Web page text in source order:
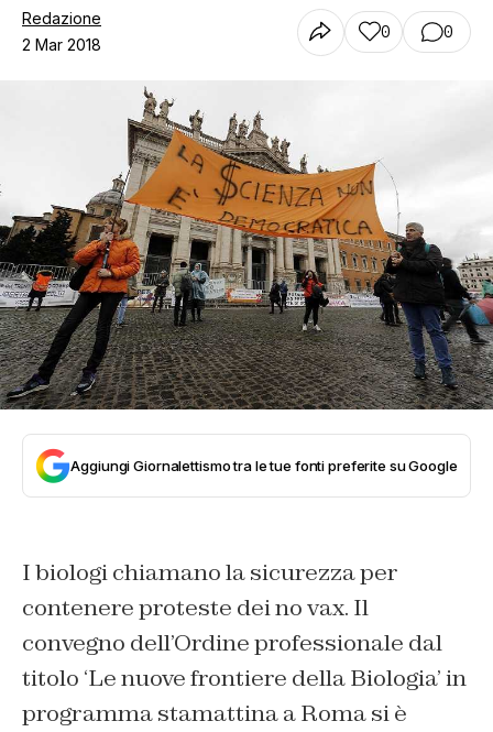
Chi siamo
Redazione
2 Mar 2018
0 0
Aggiungi Giornalettismo tra le tue fonti preferite su Google
I biologi chiamano la sicurezza per
contenere proteste dei no vax. Il
convegno dell’Ordine professionale dal
titolo ‘Le nuove frontiere della Biologia’ in
programma stamattina a Roma si è